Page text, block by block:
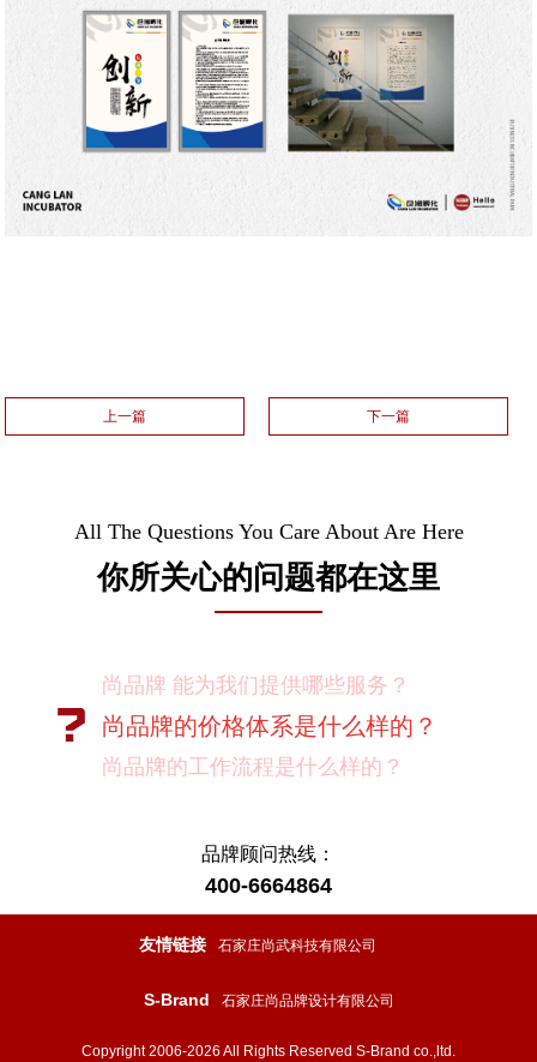
上一篇 下一篇
All The Questions You Care About Are Here
你所关心的问题都在这里
尚品牌 能为我们提供哪些服务？
尚品牌的价格体系是什么样的？
尚品牌的工作流程是什么样的？
尚品牌如何保证作业成果？
你们对客户有选择吗？
我如何向我的同事及领导推荐尚品牌？
项目启动之前您需要给我们提供什么资
料？
品牌顾问热线：
400-6664864
友情链接 石家庄尚武科技有限公司
S-Brand 石家庄尚品牌设计有限公司
Copyright 2006-2026 All Rights Reserved S-Brand co.,ltd.